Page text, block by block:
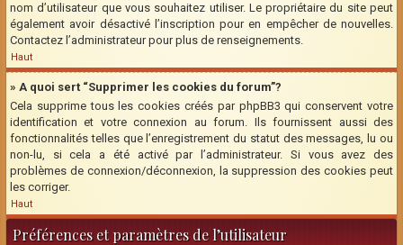
nom d’utilisateur que vous souhaitez utiliser. Le propriétaire du site peut
également avoir désactivé l’inscription pour en empêcher de nouvelles.
Contactez l’administrateur pour plus de renseignements.
Haut
» A quoi sert “Supprimer les cookies du forum”?
Cela supprime tous les cookies créés par phpBB3 qui conservent votre
identification et votre connexion au forum. Ils fournissent aussi des
fonctionnalités telles que l’enregistrement du statut des messages, lu ou
non-lu, si cela a été activé par l’administrateur. Si vous avez des
problèmes de connexion/déconnexion, la suppression des cookies peut
les corriger.
Haut
Préférences et paramètres de l’utilisateur